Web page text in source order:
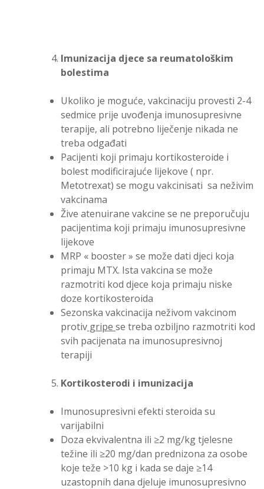
Imunizacija djece sa reumatološkim
bolestima
Ukoliko je moguće, vakcinaciju provesti 2-4
sedmice prije uvođenja imunosupresivne
terapije, ali potrebno liječenje nikada ne
treba odgađati
Pacijenti koji primaju kortikosteroide i
bolest modificirajuće lijekove ( npr.
Metotrexat) se mogu vakcinisati sa neživim
vakcinama
Žive atenuirane vakcine se ne preporučuju
pacijentima koji primaju imunosupresivne
lijekove
MRP « booster » se može dati djeci koja
primaju MTX. Ista vakcina se može
razmotriti kod djece koja primaju niske
doze kortikosteroida
Sezonska vakcinacija neživom vakcinom
protiv gripe se treba ozbiljno razmotriti kod
svih pacijenata na imunosupresivnoj
terapiji
Kortikosterodi i imunizacija
Imunosupresivni efekti steroida su
varijabilni
Doza ekvivalentna ili ≥2 mg/kg tjelesne
težine ili ≥20 mg/dan prednizona za osobe
koje teže >10 kg i kada se daje ≥14
uzastopnih dana djeluje imunosupresivno